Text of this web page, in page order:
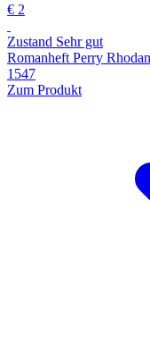
€ 2
Zustand Sehr gut
Romanheft Perry
1547
Zum Produkt